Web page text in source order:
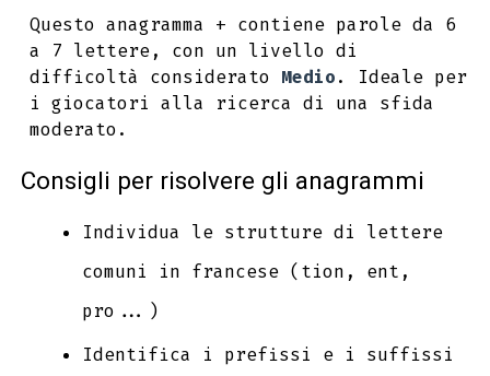
Questo anagramma + contiene parole da 6
a 7 lettere, con un livello di
difficoltà considerato Medio. Ideale per
i giocatori alla ricerca di una sfida
moderato.
Consigli per risolvere gli anagrammi
Individua le strutture di lettere
comuni in francese (tion, ent,
pro...)
Identifica i prefissi e i suffissi